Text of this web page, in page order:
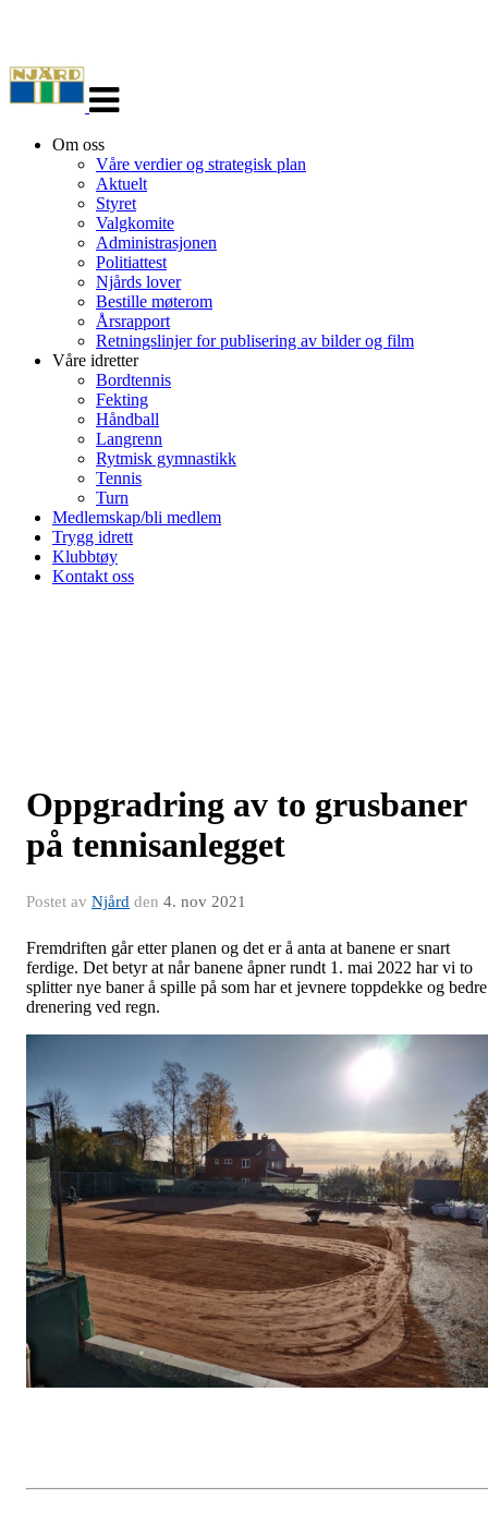
navigasjon
Om oss
Våre verdier og strategisk plan
Aktuelt
Styret
Valgkomite
Administrasjonen
Politiattest
Njårds lover
Bestille møterom
Årsrapport
Retningslinjer for publisering av bilder og film
Våre idretter
Bordtennis
Fekting
Håndball
Langrenn
Rytmisk gymnastikk
Tennis
Turn
Medlemskap/bli medlem
Trygg idrett
Klubbtøy
Kontakt oss
Oppgradring av to grusbaner
på tennisanlegget
Postet av Njård den 4. nov 2021
Fremdriften går etter planen og det er å anta at banene er snart
ferdige. Det betyr at når banene åpner rundt 1. mai 2022 har vi to
splitter nye baner å spille på som har et jevnere toppdekke og bedre
drenering ved regn.